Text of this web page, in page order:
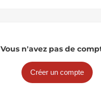
Vous n'avez pas de
Créer un compte